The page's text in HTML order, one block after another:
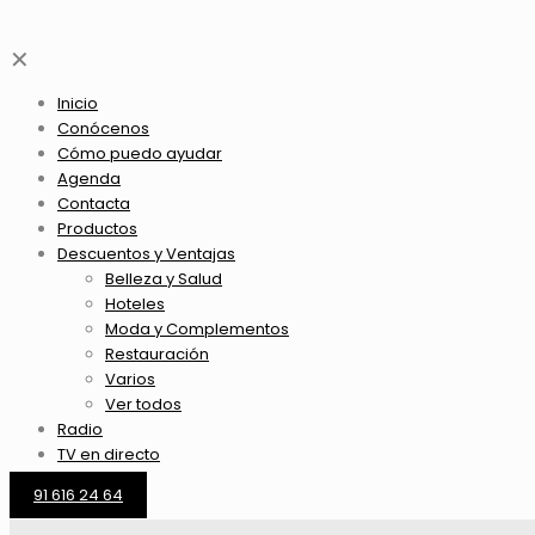
✕
Inicio
Conócenos
Cómo puedo ayudar
Agenda
Contacta
Productos
Descuentos y Ventajas
Belleza y Salud
Hoteles
Moda y Complementos
Restauración
Varios
Ver todos
Radio
TV en directo
91 616 24 64